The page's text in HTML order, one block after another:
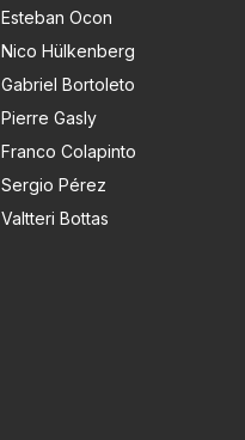
Esteban Ocon
Nico Hülkenberg
Gabriel Bortoleto
Pierre Gasly
Franco Colapinto
Sergio Pérez
Valtteri Bottas